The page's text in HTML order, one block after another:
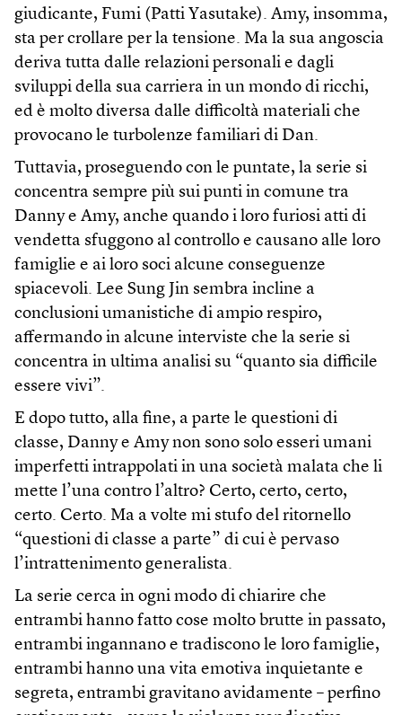
giudicante, Fumi (Patti Yasutake). Amy, insomma,
sta per crollare per la tensione. Ma la sua angoscia
deriva tutta dalle relazioni personali e dagli
sviluppi della sua carriera in un mondo di ricchi,
ed è molto diversa dalle difficoltà materiali che
provocano le turbolenze familiari di Dan.
Tuttavia, proseguendo con le puntate, la serie si
concentra sempre più sui punti in comune tra
Danny e Amy, anche quando i loro furiosi atti di
vendetta sfuggono al controllo e causano alle loro
famiglie e ai loro soci alcune conseguenze
spiacevoli. Lee Sung Jin sembra incline a
conclusioni umanistiche di ampio respiro,
affermando in alcune interviste che la serie si
concentra in ultima analisi su “quanto sia difficile
essere vivi”.
E dopo tutto, alla fine, a parte le questioni di
classe, Danny e Amy non sono solo esseri umani
imperfetti intrappolati in una società malata che li
mette l’una contro l’altro? Certo, certo, certo,
certo. Certo. Ma a volte mi stufo del ritornello
“questioni di classe a parte” di cui è pervaso
l’intrattenimento generalista.
La serie cerca in ogni modo di chiarire che
entrambi hanno fatto cose molto brutte in passato,
entrambi ingannano e tradiscono le loro famiglie,
entrambi hanno una vita emotiva inquietante e
segreta, entrambi gravitano avidamente – perfino